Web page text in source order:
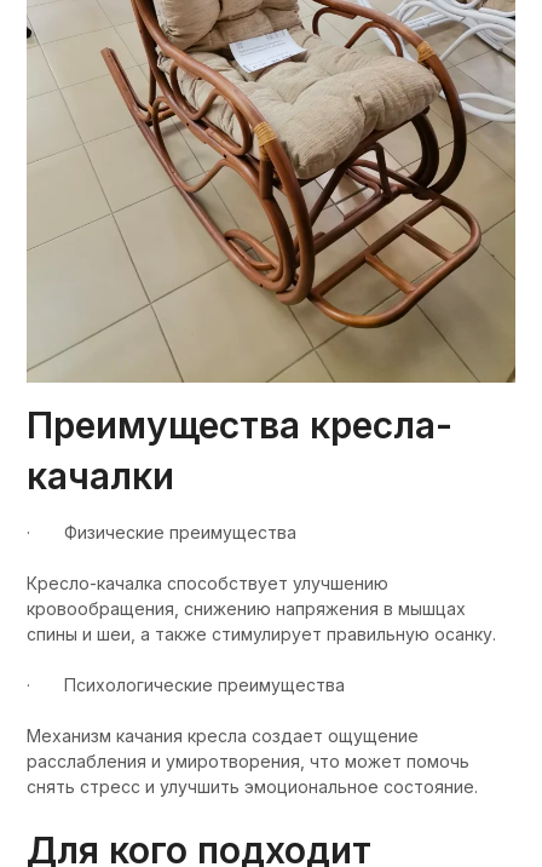
Преимущества кресла-
качалки
· Физические преимущества
Кресло-качалка способствует улучшению
кровообращения, снижению напряжения в мышцах
спины и шеи, а также стимулирует правильную осанку.
· Психологические преимущества
Механизм качания кресла создает ощущение
расслабления и умиротворения, что может помочь
снять стресс и улучшить эмоциональное состояние.
Для кого подходит